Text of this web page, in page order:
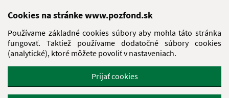
Preskočiť na hlavný obsah
Cookies na stránke www.pozfond.sk
Používame základné cookies súbory aby mohla táto stránka
fungovať. Taktiež používame dodatočné súbory cookies
(analytické), ktoré môžete povoliť v nastaveniach.
Prijať cookies